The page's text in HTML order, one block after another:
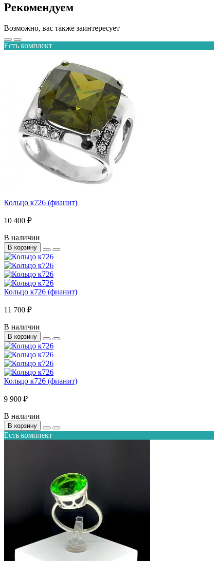
Рекомендуем
Возможно, вас также заинтересует
Есть комплект
Кольцо к726 (фианит)
10 400 ₽
В наличии
В корзину
Кольцо к726 (фианит)
11 700 ₽
В наличии
В корзину
Кольцо к726 (фианит)
9 900 ₽
В наличии
В корзину
Есть комплект